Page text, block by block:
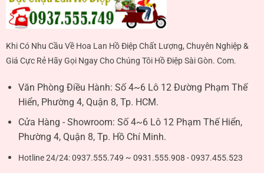
Khi Có Nhu Cầu Về Hoa Lan Hồ Điệp Chất Lượng, Chuyên Nghiệp &
Giá Cực Rẻ Hãy Gọi Ngay Cho Chúng Tôi Hồ Điệp Sài Gòn. Com.
Văn Phòng Điều Hành: Số 4~6 Lô 12 Đường Phạm Thế
Hiển, Phường 4, Quận 8, Tp. HCM.
Cửa Hàng - Showroom: Số 4~6 Lô 12 Phạm Thế Hiển,
Phường 4, Quận 8, Tp. Hồ Chí Minh.
Hotline 24/24:0937.555.749 ~ 0931.555.908 - 0937.455.523